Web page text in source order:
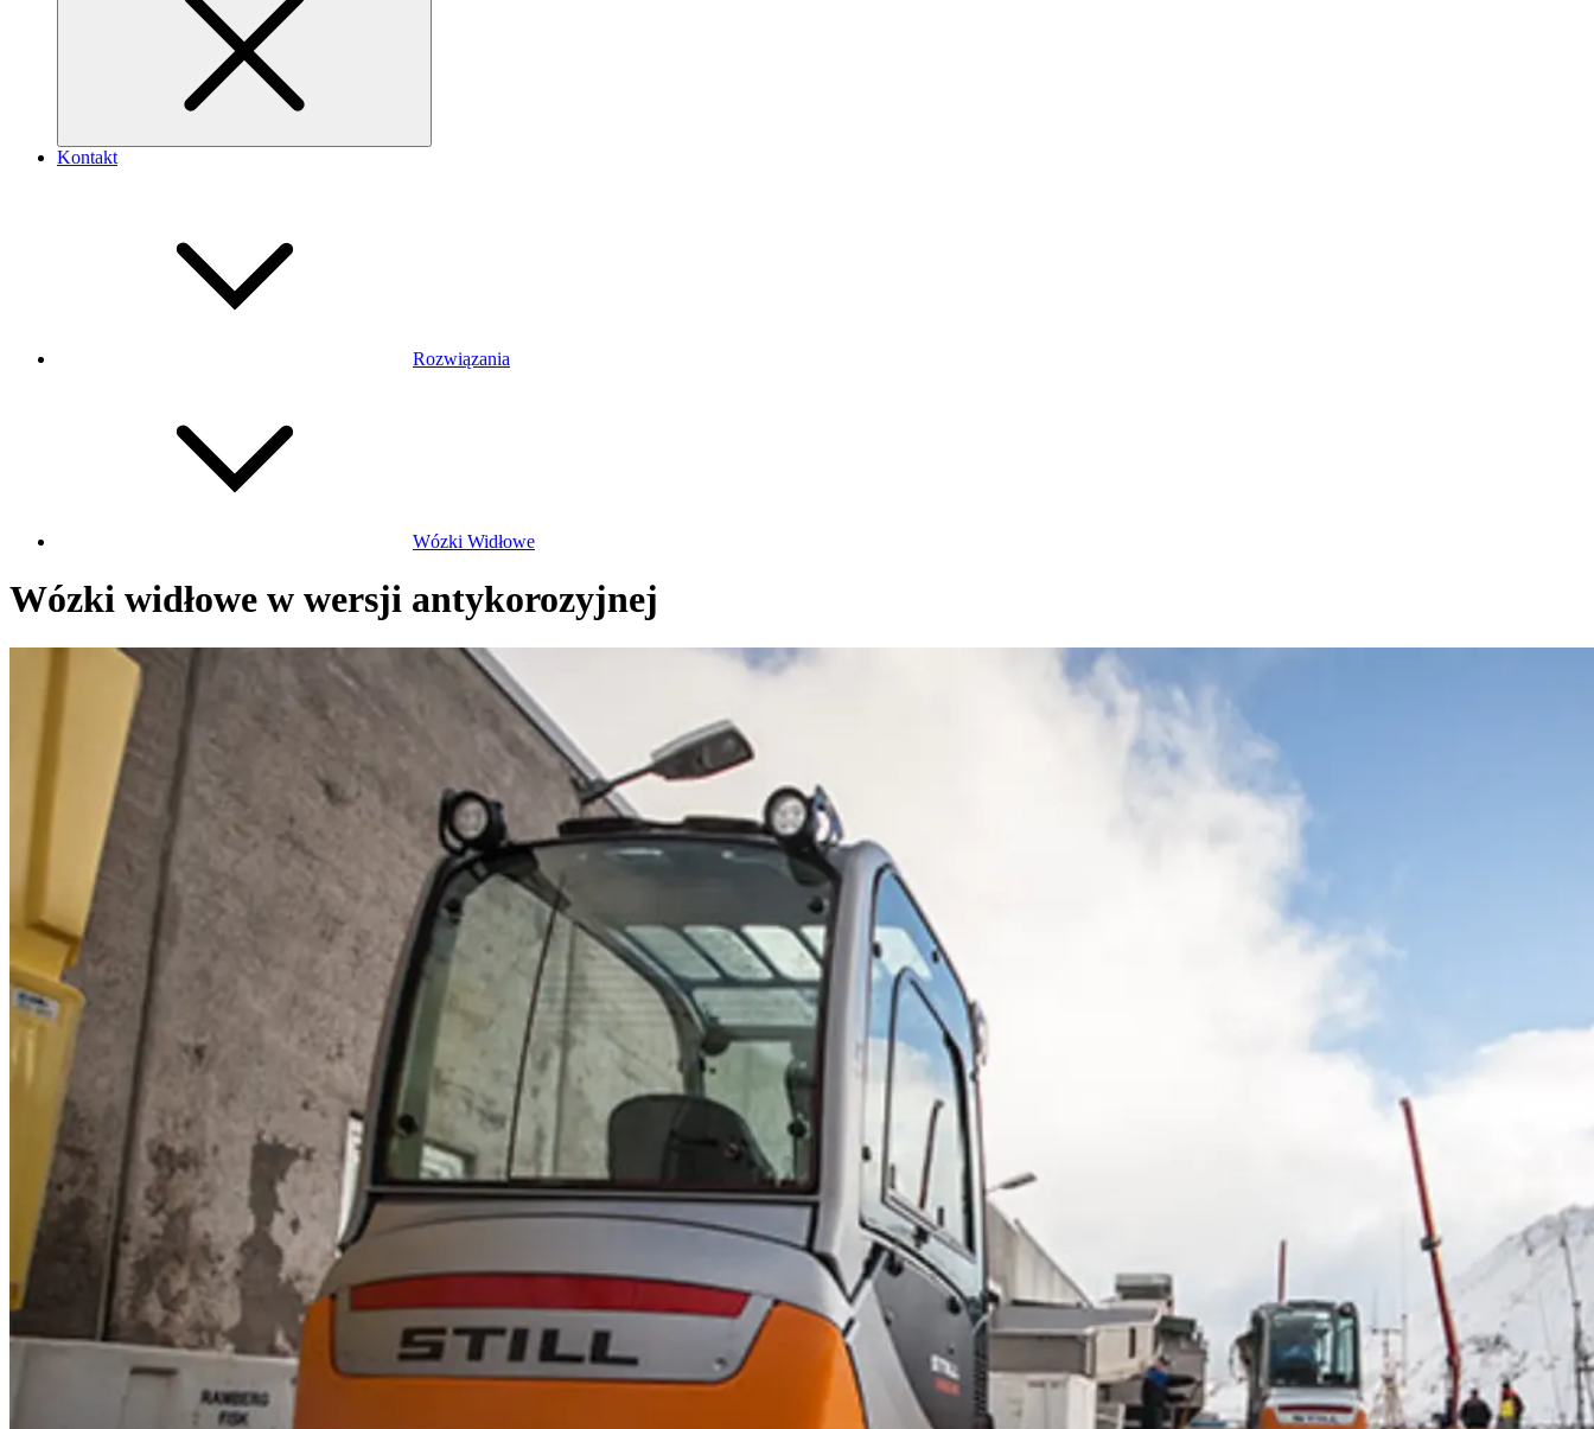
Kontakt
Rozwiązania
Wózki Widłowe
Wózki widłowe w wersji antykorozyjnej